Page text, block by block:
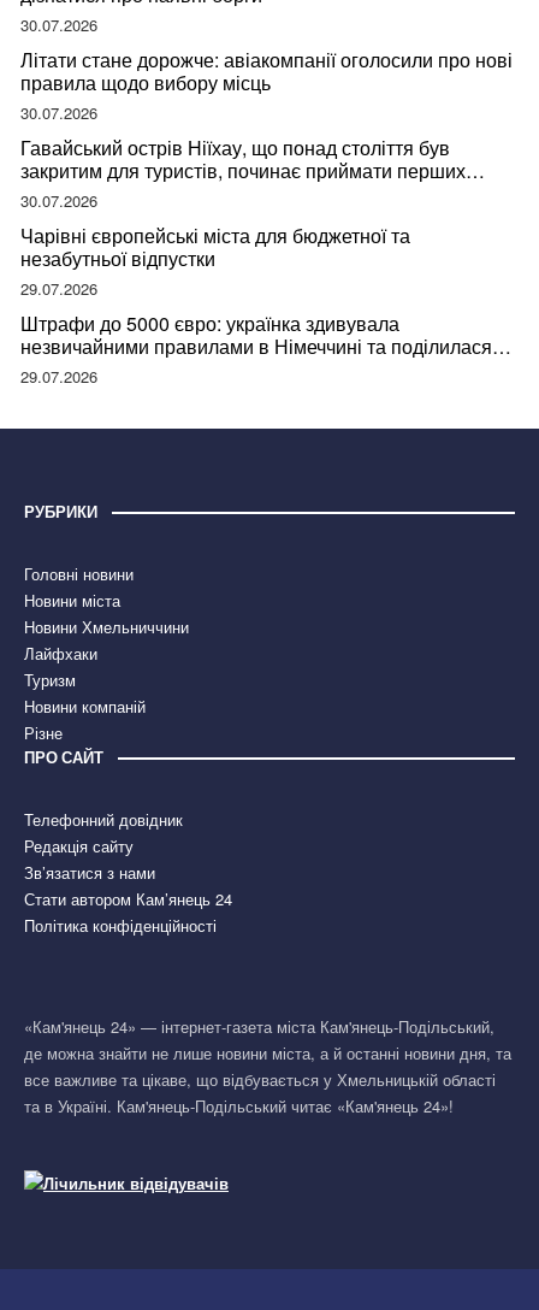
30.07.2026
Літати стане дорожче: авіакомпанії оголосили про нові
правила щодо вибору місць
30.07.2026
Гавайський острів Ніїхау, що понад століття був
закритим для туристів, починає приймати перших
відвідувачів
30.07.2026
Чарівні європейські міста для бюджетної та
незабутньої відпустки
29.07.2026
Штрафи до 5000 євро: українка здивувала
незвичайними правилами в Німеччині та поділилася
правдою
29.07.2026
РУБРИКИ
Головні новини
Новини міста
Новини Хмельниччини
Лайфхаки
Туризм
Новини компаній
Різне
ПРО САЙТ
Телефонний довідник
Редакція сайту
Зв’язатися з нами
Стати автором Кам’янець 24
Політика конфіденційності
«Кам'янець 24» — інтернет-газета міста Кам'янець-Подільський,
де можна знайти не лише новини міста, а й останні новини дня, та
все важливе та цікаве, що відбувається у Хмельницькій області
та в Україні. Кам'янець-Подільський читає «Кам'янець 24»!